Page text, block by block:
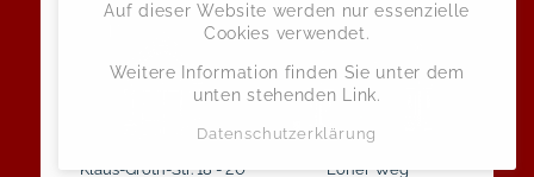
Auf dieser Website werden nur essenzielle
Cookies verwendet.
Weitere Information finden Sie unter dem
unten stehenden Link.
Datenschutzerklärung
Klaus-Groth-Str. 18 - 20
Loher Weg